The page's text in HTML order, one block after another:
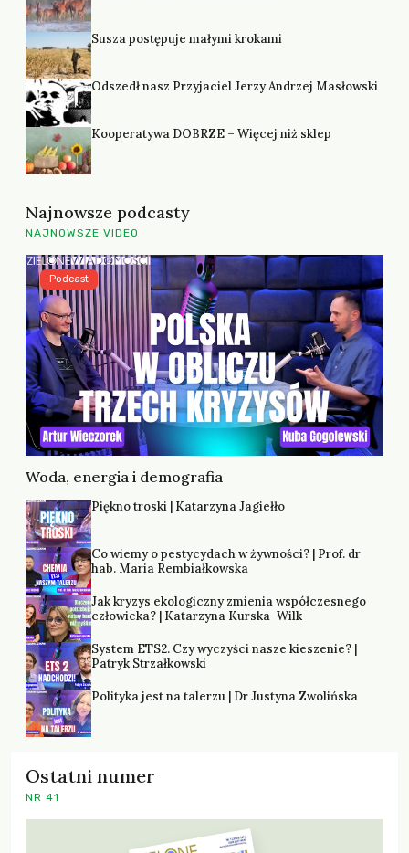
Susza postępuje małymi krokami
Odszedł nasz Przyjaciel Jerzy Andrzej Masłowski
Kooperatywa DOBRZE – Więcej niż sklep
Najnowsze podcasty
NAJNOWSZE VIDEO
Woda, energia i demografia
Podcast
Piękno troski | Katarzyna Jagiełło
Co wiemy o pestycydach w żywności? | Prof. dr
hab. Maria Rembiałkowska
Jak kryzys ekologiczny zmienia współczesnego
człowieka? | Katarzyna Kurska-Wilk
System ETS2. Czy wyczyści nasze kieszenie? |
Patryk Strzałkowski
Polityka jest na talerzu | Dr Justyna Zwolińska
Ostatni numer
NR 41